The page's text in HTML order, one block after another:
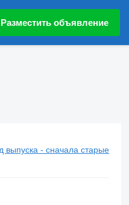
Разместить объявление
выпуска - сначала старые